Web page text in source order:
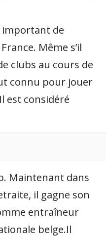
de
Même s’il
clubs au cours de
connu pour jouer
est considéré
Maintenant dans
il gagne son
entraîneur
belge.Il